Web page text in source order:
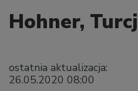
Hohner,
ostatnia aktualizacja:
26.05.2020 08:00